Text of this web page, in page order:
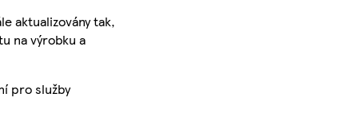
aktualizovány tak,
na výrobku a
pro služby